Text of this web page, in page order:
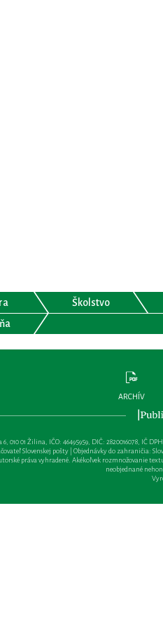
Školstvo
ARCHÍV
01 Žilina, IČO: 46495959, DIČ: 2820016078, IČ
Slovenskej pošty | Objednávky do zahraničia:
práva vyhradené. Akékoľvek rozmnožovanie
neobjednané